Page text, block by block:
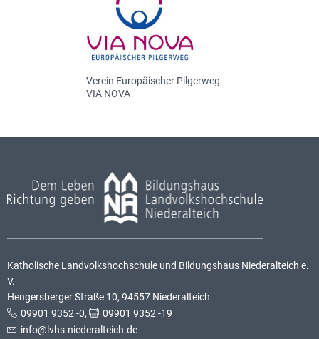
Verein Europäischer Pilgerweg -
VIA NOVA
Katholische Landvolkshochschule und Bildungshaus Niederalteich e.
V.
Hengersberger Straße 10, 94557 Niederalteich
09901 9352 -0,
09901 9352 -19
info@lvhs-niederalteich.de